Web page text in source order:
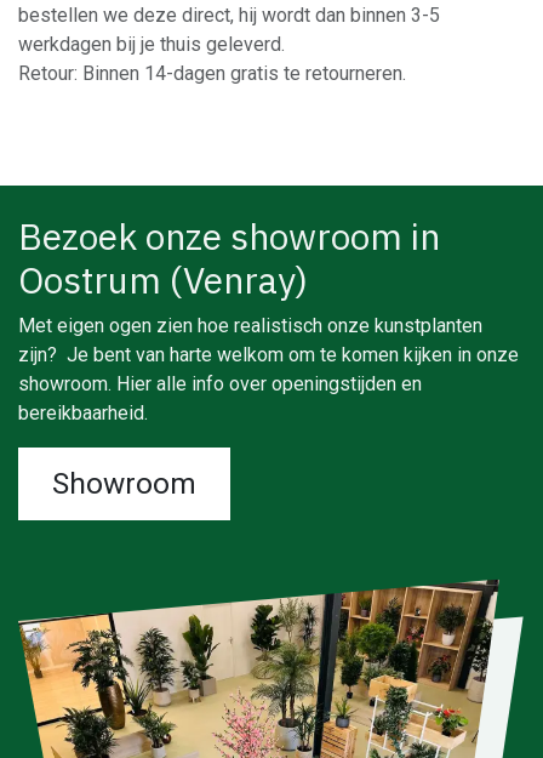
bestellen we deze direct, hij wordt dan binnen 3-5
werkdagen bij je thuis geleverd.
Retour: Binnen 14-dagen gratis te retourneren.
Bezoek onze showroom in
Oostrum (Venray)
Met eigen ogen zien hoe realistisch onze kunstplanten
zijn? Je bent van harte welkom om te komen kijken in onze
showroom. Hier alle info over openingstijden en
bereikbaarheid.
Showroom